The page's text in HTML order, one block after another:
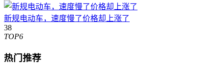
新规电动车，速度慢了价格却上涨了
38
TOP6
热门推荐